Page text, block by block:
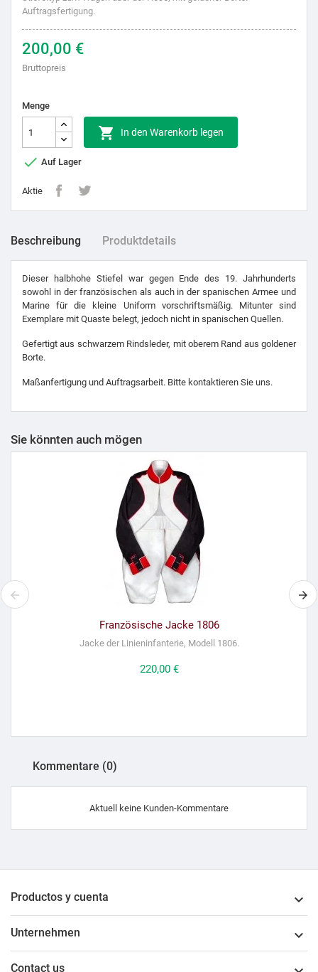
Auftragsfertigung.
200,00 €
Bruttopreis
Menge
 In den Warenkorb legen
 Auf Lager
Aktie
Beschreibung Produktdetails
Dieser halbhohe Stiefel war gegen Ende des 19. Jahrhunderts
sowohl in der französischen als auch in der spanischen Armee und
Marine für die kleine Uniform vorschriftsmäßig. Mitunter sind
Exemplare mit Quaste belegt, jedoch nicht in spanischen Quellen.
Gefertigt aus schwarzem Rindsleder, mit oberem Rand aus goldener
Borte.
Maßanfertigung und Auftragsarbeit. Bitte kontaktieren Sie uns.
Sie könnten auch mögen
Französische Jacke 1806
Jacke der Linieninfanterie, Modell 1806.
Preis
220,00 €
Kommentare (0)
Aktuell keine Kunden-Kommentare
Productos y cuenta 
Unternehmen 
Contact us